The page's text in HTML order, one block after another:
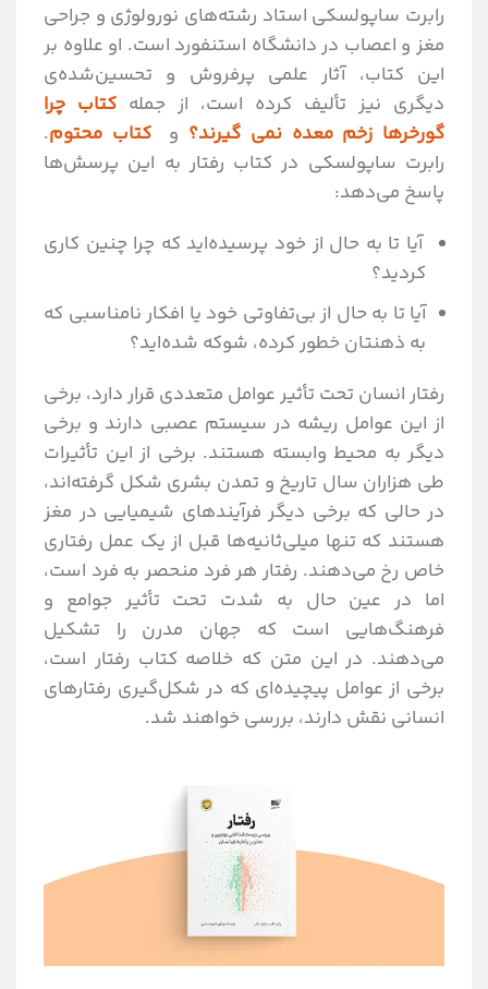
رابرت ساپولسکی استاد رشته‌های نورولوژی و جراحی
مغز و اعصاب در دانشگاه استنفورد است. او علاوه بر
این کتاب، آثار علمی پرفروش و تحسین‌شده‌ی
دیگری نیز تألیف کرده است، از جمله کتاب چرا
گورخرها زخم معده نمی گیرند؟ و کتاب محتوم.
رابرت ساپولسکی در کتاب رفتار به این پرسش‌ها
پاسخ می‌دهد:
آیا تا به حال از خود پرسیده‌اید که چرا چنین کاری
کردید؟
آیا تا به حال از بی‌تفاوتی خود یا افکار نامناسبی که
به ذهنتان خطور کرده، شوکه شده‌اید؟
رفتار انسان تحت تأثیر عوامل متعددی قرار دارد، برخی
از این عوامل ریشه در سیستم عصبی دارند و برخی
دیگر به محیط وابسته هستند. برخی از این تأثیرات
طی هزاران سال تاریخ و تمدن بشری شکل گرفته‌اند،
در حالی که برخی دیگر فرآیندهای شیمیایی در مغز
هستند که تنها میلی‌ثانیه‌ها قبل از یک عمل رفتاری
خاص رخ می‌دهند. رفتار هر فرد منحصر به فرد است،
اما در عین حال به شدت تحت تأثیر جوامع و
فرهنگ‌هایی است که جهان مدرن را تشکیل
می‌دهند. در این متن که خلاصه کتاب رفتار است،
برخی از عوامل پیچیده‌ای که در شکل‌گیری رفتارهای
انسانی نقش دارند، بررسی خواهند شد.